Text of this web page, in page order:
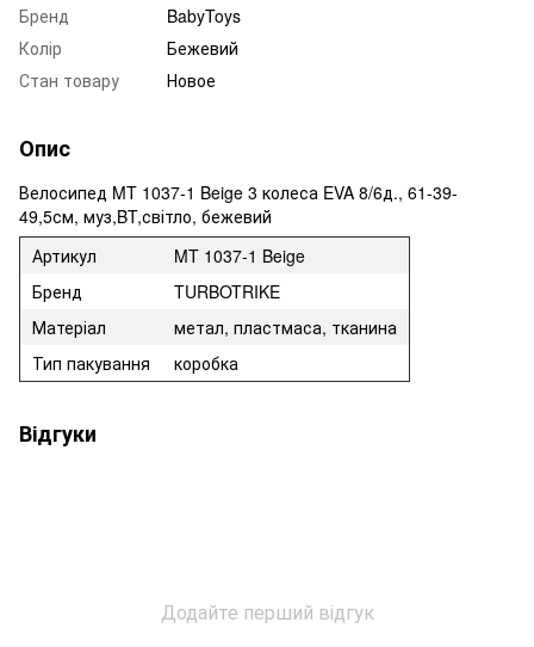
Бренд
BabyToys
Колір
Бежевий
Стан товару
Новое
Опис
Велосипед MT 1037-1 Beige 3 колеса EVA 8/6д., 61-39-
49,5см, муз,BT,світло, бежевий
Артикул
MT 1037-1 Beige
Бренд
TURBOTRIKE
Матеріал
метал, пластмаса, тканина
Тип пакування
коробка
Відгуки
Додайте перший відгук